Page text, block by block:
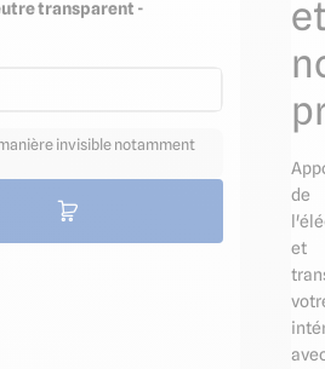
transparent -
invisible notamment
de
et